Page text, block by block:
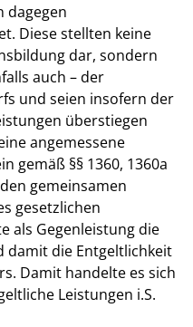
dagegen
Diese stellten keine
dar, sondern
auch – der
und seien insofern der
überstiegen
angemessene
gemäß §§ 1360, 1360a
gemeinsamen
gesetzlichen
als Gegenleistung die
damit die Entgeltlichkeit
Damit handelte es sich
Leistungen i.S.